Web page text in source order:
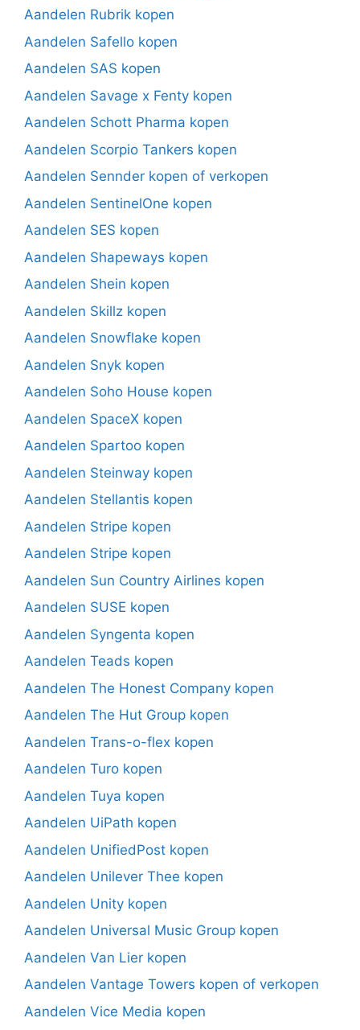
Aandelen Rubrik kopen
Aandelen Safello kopen
Aandelen SAS kopen
Aandelen Savage x Fenty kopen
Aandelen Schott Pharma kopen
Aandelen Scorpio Tankers kopen
Aandelen Sennder kopen of verkopen
Aandelen SentinelOne kopen
Aandelen SES kopen
Aandelen Shapeways kopen
Aandelen Shein kopen
Aandelen Skillz kopen
Aandelen Snowflake kopen
Aandelen Snyk kopen
Aandelen Soho House kopen
Aandelen SpaceX kopen
Aandelen Spartoo kopen
Aandelen Steinway kopen
Aandelen Stellantis kopen
Aandelen Stripe kopen
Aandelen Stripe kopen
Aandelen Sun Country Airlines kopen
Aandelen SUSE kopen
Aandelen Syngenta kopen
Aandelen Teads kopen
Aandelen The Honest Company kopen
Aandelen The Hut Group kopen
Aandelen Trans-o-flex kopen
Aandelen Turo kopen
Aandelen Tuya kopen
Aandelen UiPath kopen
Aandelen UnifiedPost kopen
Aandelen Unilever Thee kopen
Aandelen Unity kopen
Aandelen Universal Music Group kopen
Aandelen Van Lier kopen
Aandelen Vantage Towers kopen of verkopen
Aandelen Vice Media kopen